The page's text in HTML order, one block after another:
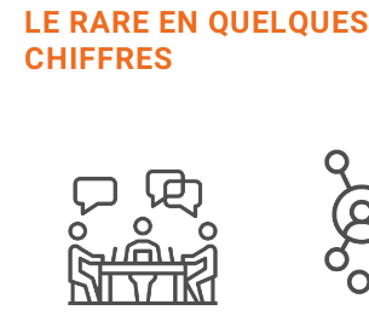
LE RARE EN QUELQUES
CHIFFRES